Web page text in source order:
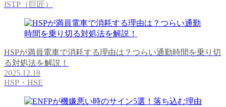
ISTP（巨匠）
HSPが満員電車で消耗する理由は？つらい通勤時間を乗り切
る対処法を解説！
2025.12.18
HSP・HSE